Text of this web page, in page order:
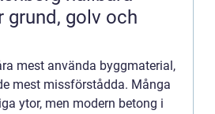
grund, golv och
mest använda byggmaterial,
mest missförstådda. Många
ytor, men modern betong i